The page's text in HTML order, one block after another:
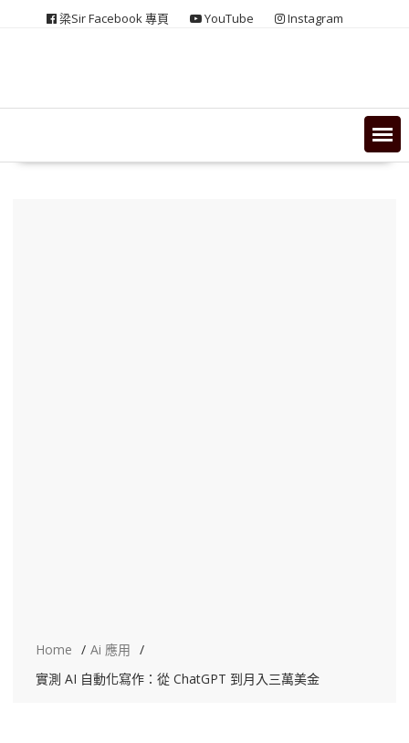
梁Sir Facebook 專頁 YouTube Instagram
Home
Ai 應用
實測 AI 自動化寫作：從 ChatGPT 到月入三萬美金